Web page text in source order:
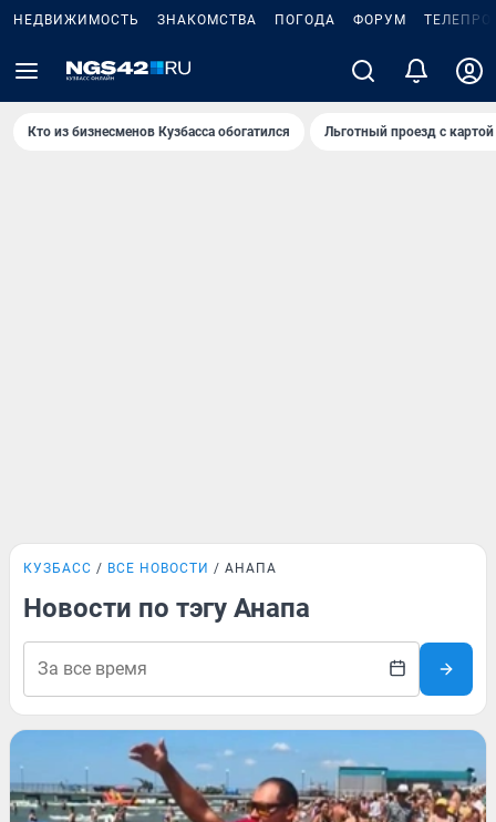
НЕДВИЖИМОСТЬ ЗНАКОМСТВА ПОГОДА ФОРУМ
Кто из бизнесменов Кузбасса обогатился Льготный проезд с
КУЗБАСС ВСЕ НОВОСТИ АНАПА
Новости по тэгу Анапа